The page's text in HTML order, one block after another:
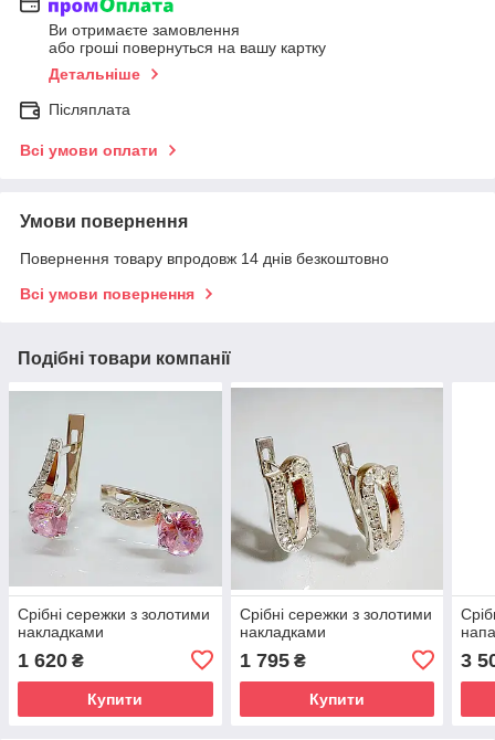
Ви отримаєте замовлення
або гроші повернуться на вашу картку
Детальніше
Післяплата
Всі умови оплати
Умови повернення
Повернення товару впродовж 14 днів безкоштовно
Всі умови повернення
Подібні товари компанії
Срібні сережки з золотими
накладками
1 620 ₴
Купити
Срібні сережки з золотими
накладками
1 795₴
Купити
3